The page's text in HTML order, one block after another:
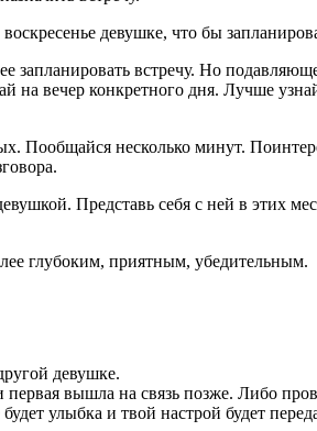
девушке, что бы
запланировать встречу. Но
на вечер конкретного дня. Лучше
Пообщайся несколько минут.
Представь себя с ней в этих
глубоким, приятным, убедительным.
девушке.
вышла на связь позже. Либо
улыбка и твой настрой будет